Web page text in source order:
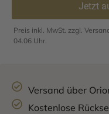
Jetzt
Preis inkl. MwSt. zzgl.
04.06 Uhr.
Versand über
Kostenlose